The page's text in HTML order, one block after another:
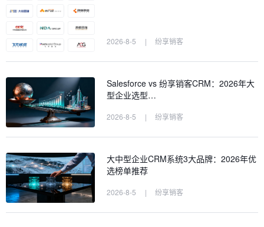
2026-8-5 | 纷享销客
Salesforce vs 纷享销客CRM：2026年大
型企业选型…
2026-8-5 | 纷享销客
大中型企业CRM系统3大品牌：2026年优
选榜单推荐
2026-8-5 | 纷享销客